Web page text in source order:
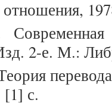
2-е. М.:
с.